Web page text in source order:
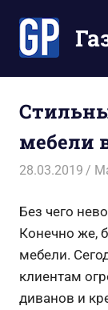
содержимому
экономят
Ваше
время
мебели
28.03.2019
Без чего
Конечно же,
мебели.
клиентам
диванов и